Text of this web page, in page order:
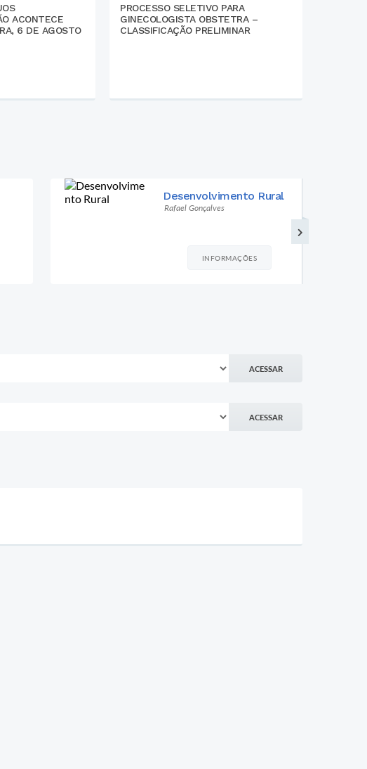
ACONTECE
6 DE AGOSTO
PROCESSO SELETIVO PARA
GINECOLOGISTA OBSTETRA –
CLASSIFICAÇÃO PRELIMINAR
Educação
Rui Vilela
INFORMAÇÕES
ACESSAR
ACESSAR